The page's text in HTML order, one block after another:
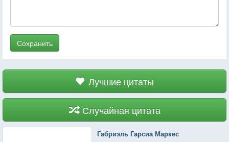
Сохранить
Лучшие цитаты
Случайная цитата
Габриэль Гарсиа Маркес